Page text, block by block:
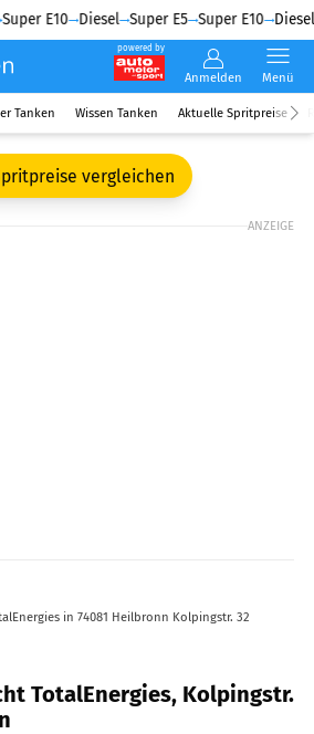
E10 Diesel Super E5 Super E10 Diesel
powered by
Anmelden Menü
Tanken Wissen Tanken Aktuelle Spritpreise
vergleichen
ANZEIGE
in 74081 Heilbronn Kolpingstr. 32
TotalEnergies, Kolpingstr.